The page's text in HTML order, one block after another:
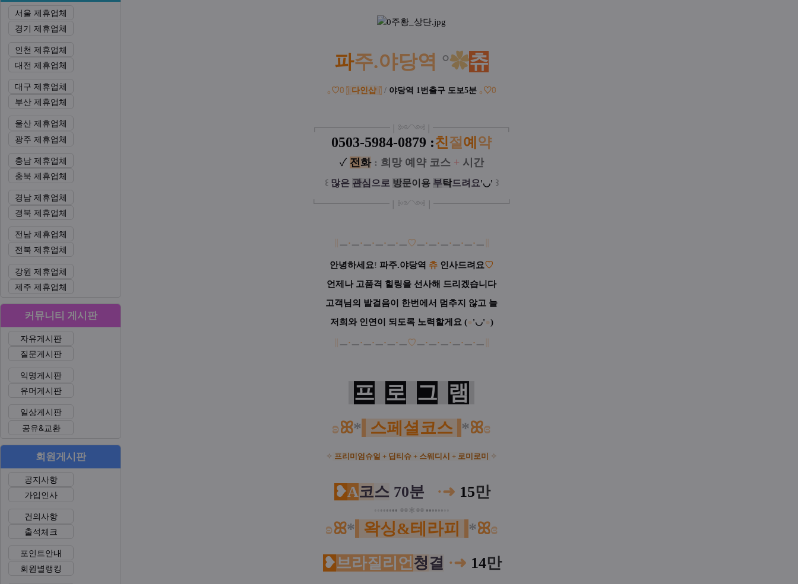
파주.야당역 °✿츄
｡ ♡⩇ ( 다인샵 ) / 야당역 1번출구 도보5분 ｡ ♡⩇
┏━━━━━━━━ ❘༻༺❘ ━━━━━━━━┓
0503-5984-0879 :친절 예 약
✓ 전 화 : 희망 예약 코스 + 시간
꒰ 많은 관심 으로 방문이 용 부탁드려요'◡' ꒱
┗━━━━━━━━ ❘༻༺❘ ━━━━━━━━┛
ㅡ·ㅡ·ㅡ·ㅡ·ㅡ·ㅡ♡ㅡ·ㅡ·ㅡ·ㅡ·ㅡ·ㅡ
안녕하세요! 파주.야당역 츄 인사드려요♡
언제나 고품격 힐링을 선사해 드리겠습니다
고객님의 발걸음이 한번에서 멈추지 않고 늘
저희와 인연이 되도록 노력할게요 (●'◡'●)
ㅡ·ㅡ·ㅡ·ㅡ·ㅡ·ㅡ♡ㅡ·ㅡ·ㅡ·ㅡ·ㅡ·ㅡ
프 로 그 램
ʚꕤ* 스페셜코스 *ꕤɞ
✧ 프리미엄슈얼 + 딥티슈 + 스웨디시 + 로미로미 ✧
❥A코스 70분 ·➜ 15만
•••••• ⌯⌯✽⌯⌯ ••••••
ʚꕤ* 왁싱&테라피 *ꕤɞ
❥브라질리언 청결 ·➜ 14만
서울 제휴업체
경기 제휴업체
인천 제휴업체
대전 제휴업체
대구 제휴업체
부산 제휴업체
울산 제휴업체
광주 제휴업체
충남 제휴업체
충북 제휴업체
경남 제휴업체
경북 제휴업체
전남 제휴업체
전북 제휴업체
강원 제휴업체
제주 제휴업체
커뮤니티 게시판
자유게시판
질문게시판
익명게시판
유머게시판
일상게시판
공유&교환
회원게시판
공지사항
가입인사
건의사항
출석체크
포인트안내
회원별랭킹